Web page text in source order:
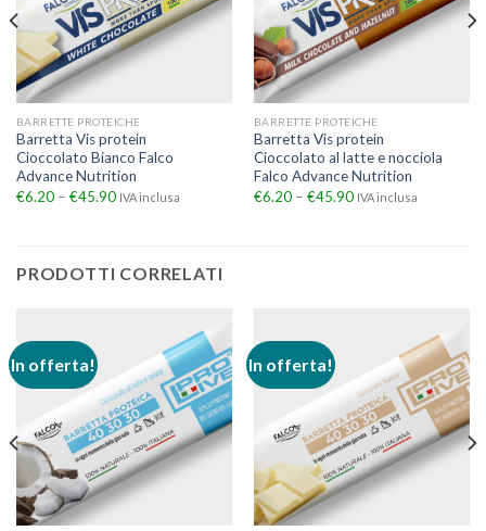
BARRETTE PROTEICHE
Barretta Vis protein
Cioccolato Bianco Falco
Advance Nutrition
€6.20– €45.90 IVA inclusa
BARRETTE PROTEICHE
Barretta Vis protein
Cioccolato al latte e nocciola
Falco Advance Nutrition
€6.20– €45.90 IVA inclusa
PRODOTTI CORRELATI
In offerta! In offerta!